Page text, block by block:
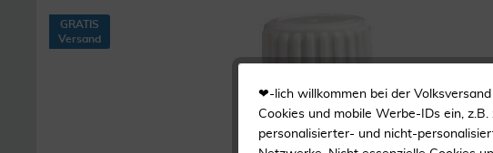
GRATIS
Versand
❤-lich willkommen bei der
Cookies und mobile Werbe-IDs ein,
personalisierter- und nicht-